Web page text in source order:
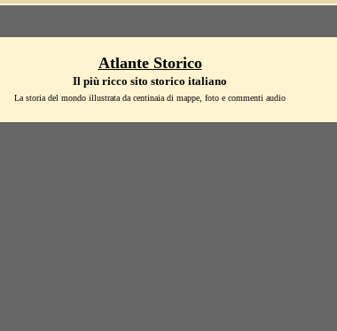
Atlante Storico
Il più ricco sito storico italiano
La storia del mondo illustrata da centinaia di mappe, foto e commenti audio